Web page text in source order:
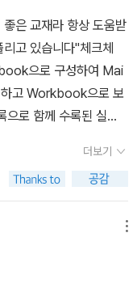
은 교재라 항상 도움받
고 있습니다"체크체
으로 구성하여 Mai
고 Workbook으로 보
으로 함께 수록된 실
을 충분히 할 수 있습
부하기 편하게 해놓았
을 수 있습니다핵심 문
무리가 없고 내신 대
을 배우고 각 어휘들
더보기